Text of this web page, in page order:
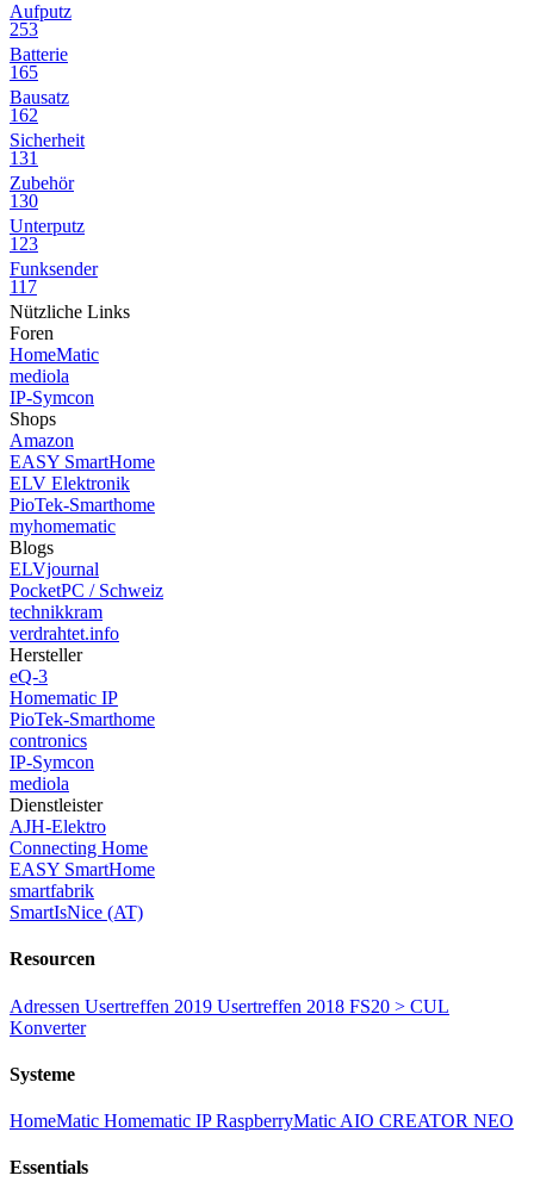
Aufputz
253
Batterie
165
Bausatz
162
Sicherheit
131
Zubehör
130
Unterputz
123
Funksender
117
Nützliche Links
Foren
HomeMatic
mediola
IP-Symcon
Shops
Amazon
EASY SmartHome
ELV Elektronik
PioTek-Smarthome
myhomematic
Blogs
ELVjournal
PocketPC / Schweiz
technikkram
verdrahtet.info
Hersteller
eQ-3
Homematic IP
PioTek-Smarthome
contronics
IP-Symcon
mediola
Dienstleister
AJH-Elektro
Connecting Home
EASY SmartHome
smartfabrik
SmartIsNice (AT)
Resourcen
Adressen Usertreffen 2019 Usertreffen 2018 FS20 > CUL
Konverter
Systeme
HomeMatic Homematic IPRaspberryMatic AIO CREATOR NEO
Essentials